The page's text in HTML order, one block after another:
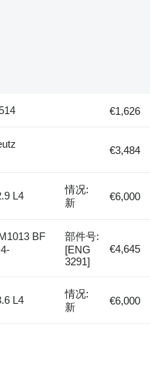
€1,626
€3,484
L4
情况:
新
€6,000
BF
部件号:
[ENG
3291]
€4,645
L4
情况:
新
€6,000